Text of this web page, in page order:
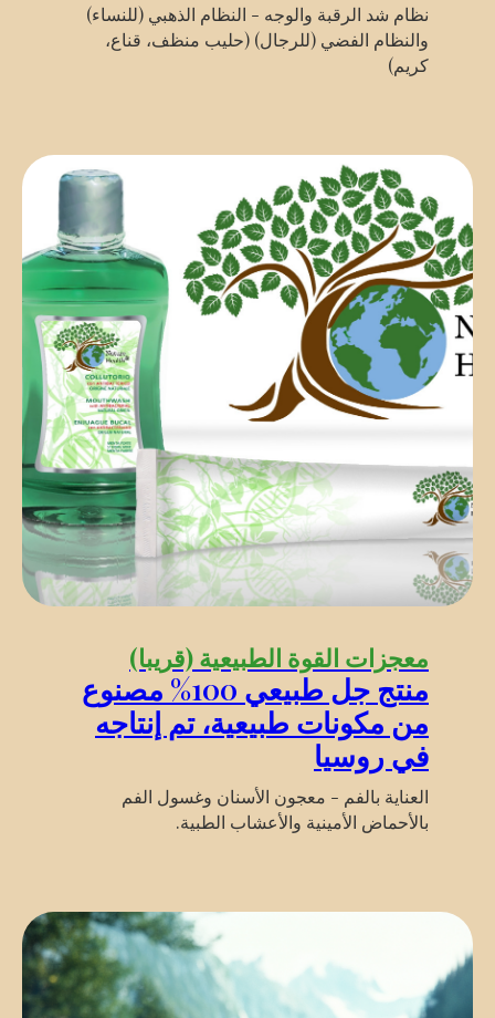
نظام شد الرقبة والوجه - النظام الذهبي (للنساء)
والنظام الفضي (للرجال) (حليب منظف، قناع،
كريم)
معجزات القوة الطبيعية (قريبا)
منتج جل طبيعي 100% مصنوع
من مكونات طبيعية، تم إنتاجه
في روسيا
العناية بالفم - معجون الأسنان وغسول الفم
بالأحماض الأمينية والأعشاب الطبية.